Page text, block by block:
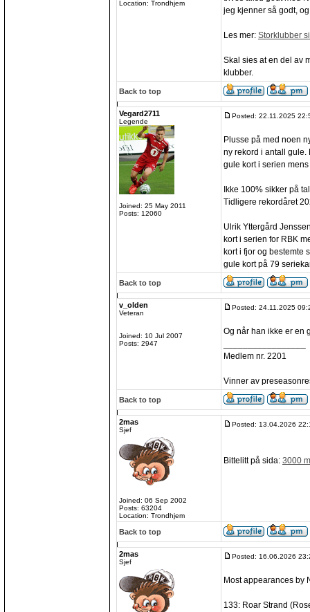
Location: Trondhjem
jeg kjenner så godt,
Les mer: Storklubber
Skal sies at en del av
klubber.
Back to top
Vegard2711
Legende
Joined: 25 May 2011
Posts: 12060
Posted: 22.11.2025
Plusse på med noen
ny rekord i antall gule.
gule kort i serien
Ikke 100% sikker på
Tidligere rekordåret
Ulrik Yttergård
kort i serien for RBK
kort i fjor og bestemte
gule kort på 79
Back to top
v_olden
Veteran
Joined: 10 Jul 2007
Posts: 2947
Posted: 24.11.2025
Og når han ikke er en
Medlem nr. 2201
Vinner av
Back to top
2mas
Sjef
Joined: 06 Sep 2002
Posts: 63204
Location: Trondhjem
Posted: 13.04.2026
Bittelitt på sida: 3000
Back to top
2mas
Sjef
Posted: 16.06.2026
Most appearances by
133: Roar Strand